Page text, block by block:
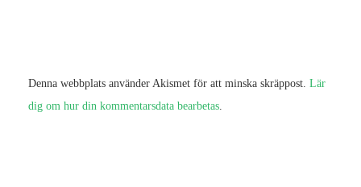
Denna webbplats använder Akismet för att minska skräppost. Lär
dig om hur din kommentarsdata bearbetas.